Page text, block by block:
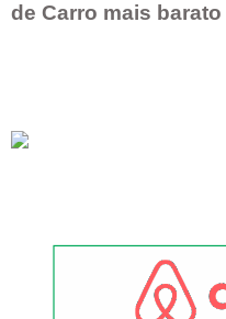
de Carro mais barato